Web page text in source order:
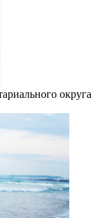
округа